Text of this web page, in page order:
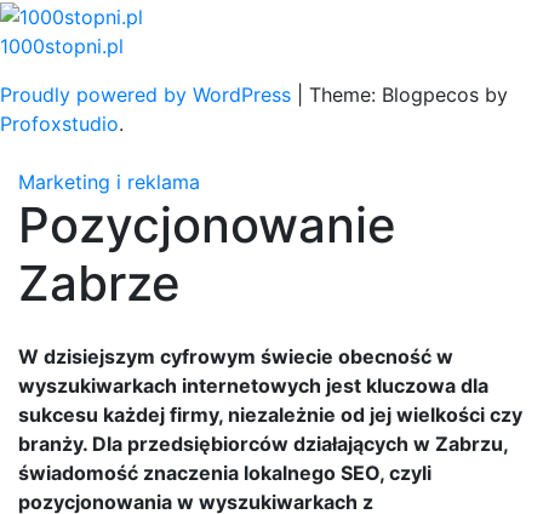
Skip
to
1000stopni.pl
Proudly powered by WordPress
Theme: Blogpecos by
Profoxstudio.
Marketing i reklama
Pozycjonowanie
Zabrze
W dzisiejszym cyfrowym świecie obecność w
wyszukiwarkach internetowych jest kluczowa dla
sukcesu każdej firmy, niezależnie od jej wielkości czy
branży. Dla przedsiębiorców działających w Zabrzu,
świadomość znaczenia lokalnego SEO, czyli
pozycjonowania w wyszukiwarkach z